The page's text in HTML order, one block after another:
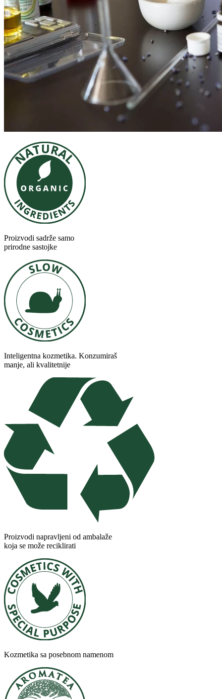
Proizvodi sadrže samo
prirodne sastojke
Inteligentna kozmetika. Konzumiraš
manje, ali kvalitetnije
Proizvodi napravljeni od ambalaže
koja se može reciklirati
Kozmetika sa posebnom namenom